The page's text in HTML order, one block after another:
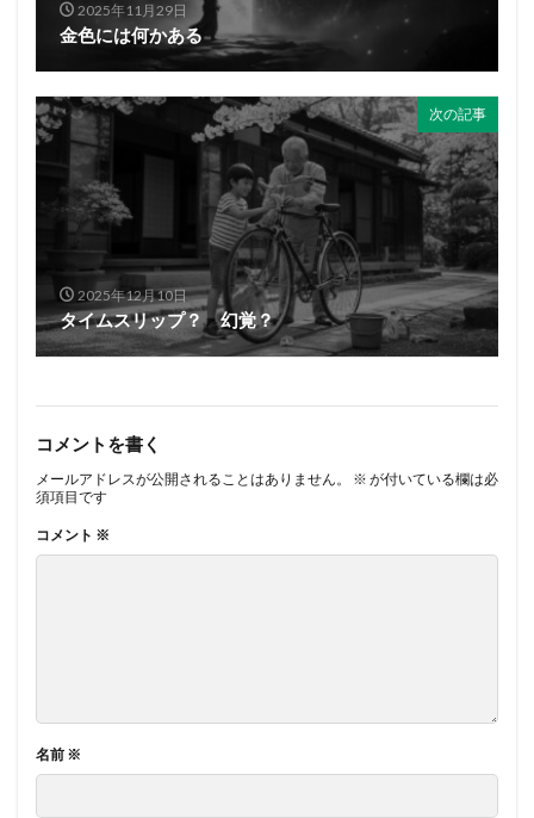
2025年11月29日
金色には何かある
次の記事
2025年12月10日
タイムスリップ？ 幻覚？
コメントを書く
メールアドレスが公開されることはありません。 ※ が付いている欄は必
須項目です
コメント ※
名前 ※